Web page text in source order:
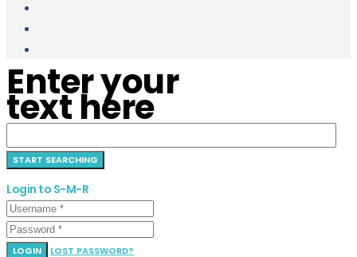
Enter your
text here
Login to S-M-R
LOGIN LOST PASSWORD?